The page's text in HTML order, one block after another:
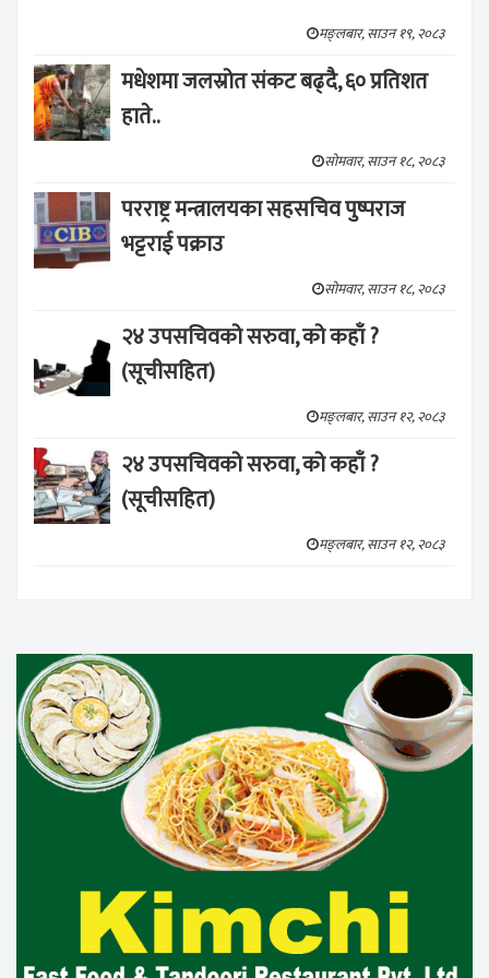
मङ्लबार, साउन १९, २०८३
मधेशमा जलस्रोत संकट बढ्दै, ६० प्रतिशत
हाते..
सोमवार, साउन १८, २०८३
परराष्ट्र मन्त्रालयका सहसचिव पुष्पराज
भट्टराई पक्राउ
सोमवार, साउन १८, २०८३
२४ उपसचिवको सरुवा, को कहाँ ?
(सूचीसहित)
मङ्लबार, साउन १२, २०८३
२४ उपसचिवको सरुवा, को कहाँ ?
(सूचीसहित)
मङ्लबार, साउन १२, २०८३